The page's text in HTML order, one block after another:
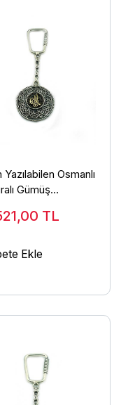
Yazılabilen Osmanlı
Gümüş
ANT-50
TL
Ekle